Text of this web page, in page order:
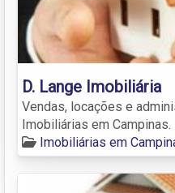
D. Lange Imobiliária
Vendas, locações e
Imobiliárias em Campinas.
Imobiliárias em